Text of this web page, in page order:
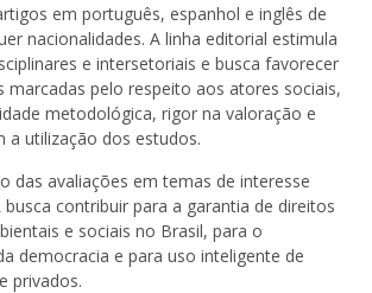
em português, espanhol e inglês de
nacionalidades. A linha editorial estimula
e intersetoriais e busca favorecer
marcadas pelo respeito aos atores sociais,
metodológica, rigor na valoração e
a utilização dos estudos.
das avaliações em temas de interesse
busca contribuir para a garantia de direitos
e sociais no Brasil, para o
democracia e para uso inteligente de
privados.